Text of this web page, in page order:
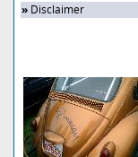
» Disclaimer